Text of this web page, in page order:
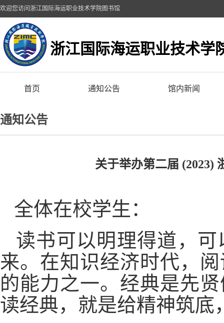
欢迎您访问浙江国际海运职业技术学院图书馆
浙江国际海运职业技术学
首页 通知公告 馆内新闻
通知公告
关于举办第二届 (2023)
全体在校学生：
读书可以明理得道，
来。在知识经济时代，
的能力之一。经典是先
读经典，就是给精神筑底